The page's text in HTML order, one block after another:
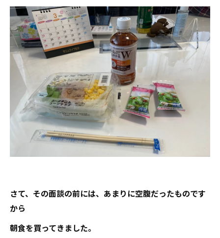
さて、その面談の前には、あまりに空腹だったものです
から
朝食を買ってきました。